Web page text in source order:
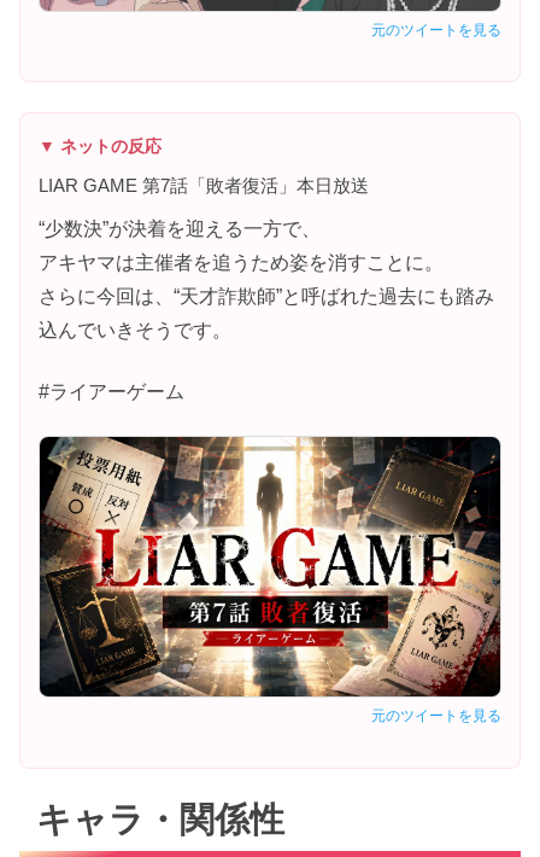
元のツイートを見る
▼ ネットの反応
LIAR GAME 第7話「敗者復活」本日放送
“少数決”が決着を迎える一方で、
アキヤマは主催者を追うため姿を消すことに。
さらに今回は、“天才詐欺師”と呼ばれた過去にも踏み
込んでいきそうです。
#ライアーゲーム
元のツイートを見る
キャラ・関係性